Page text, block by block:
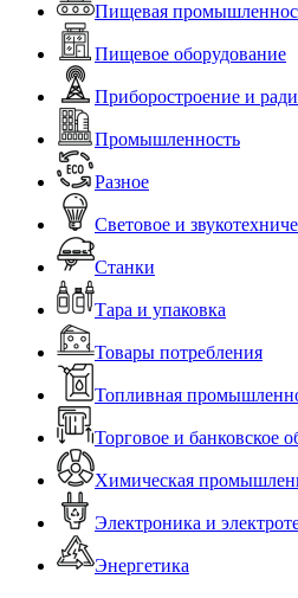
Пищевая
Пищевое оборудование
Приборостроение и
Промышленность
Разное
Световое и
Станки
Тара и упаковка
Товары потребления
Топливная
Торговое и банковское
Химическая
Электроника и
Энергетика